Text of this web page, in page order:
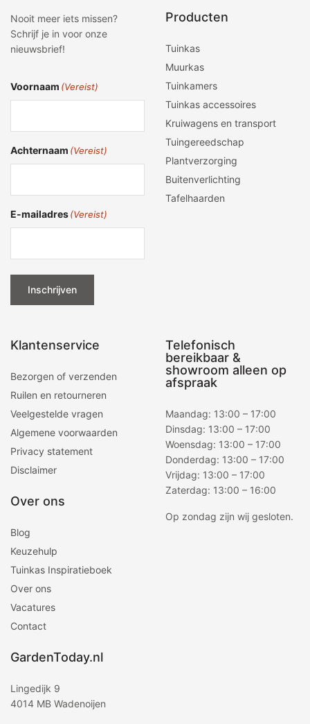
Nooit meer iets missen?
Schrijf je in voor onze
nieuwsbrief!
Voornaam (Vereist)
Achternaam (Vereist)
E-mailadres(Vereist)
Inschrijven
Producten
Tuinkas
Muurkas
Tuinkamers
Tuinkas accessoires
Kruiwagens en transport
Tuingereedschap
Plantverzorging
Buitenverlichting
Tafelhaarden
Klantenservice
Bezorgen of verzenden
Ruilen en retourneren
Veelgestelde vragen
Algemene voorwaarden
Privacy statement
Disclaimer
Over ons
Blog
Keuzehulp
Tuinkas Inspiratieboek
Over ons
Vacatures
Contact
Telefonisch
bereikbaar &
showroom alleen op
afspraak
Maandag: 13:00 – 17:00
Dinsdag: 13:00 – 17:00
Woensdag: 13:00 – 17:00
Donderdag: 13:00 – 17:00
Vrijdag: 13:00 – 17:00
Zaterdag: 13:00 – 16:00
Op zondag zijn wij gesloten.
GardenToday.nl
Lingedijk 9
4014 MB Wadenoijen